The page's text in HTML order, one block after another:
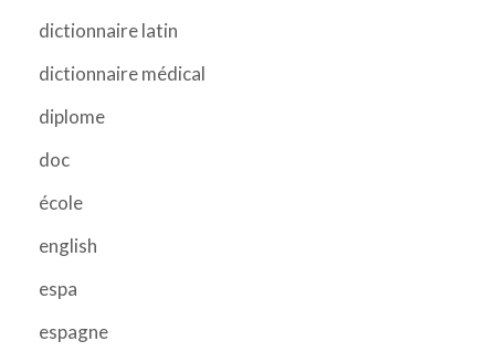
dictionnaire latin
dictionnaire médical
diplome
doc
école
english
espa
espagne